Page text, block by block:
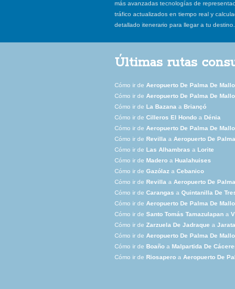
más avanzadas tecnologías de
tráfico actualizados en tiempo real y
detallado itenerario para llegar a tu destino.
Últimas rutas
Cómo ir de Aeropuerto De Palma De
Cómo ir de Aeropuerto De Palma De
Cómo ir de La Bazana a Briançó
Cómo ir de Cilleros El Hondo a Dénia
Cómo ir de Aeropuerto De Palma De
Cómo ir de Revilla a Aeropuerto De
Cómo ir de Las Alhambras a Lorite
Cómo ir de Madero a Hualahuises
Cómo ir de Gazólaz a Cebanico
Cómo ir de Revilla a Aeropuerto De
Cómo ir de Carangas a Quintanilla De
Cómo ir de Aeropuerto De Palma De
Cómo ir de Santo Tomás Tamazulapan a
Cómo ir de Zarzuela De Jadraque a Jarata
Cómo ir de Aeropuerto De Palma De
Cómo ir de Boaño a Malpartida De
Cómo ir de Riosapero a Aeropuerto De